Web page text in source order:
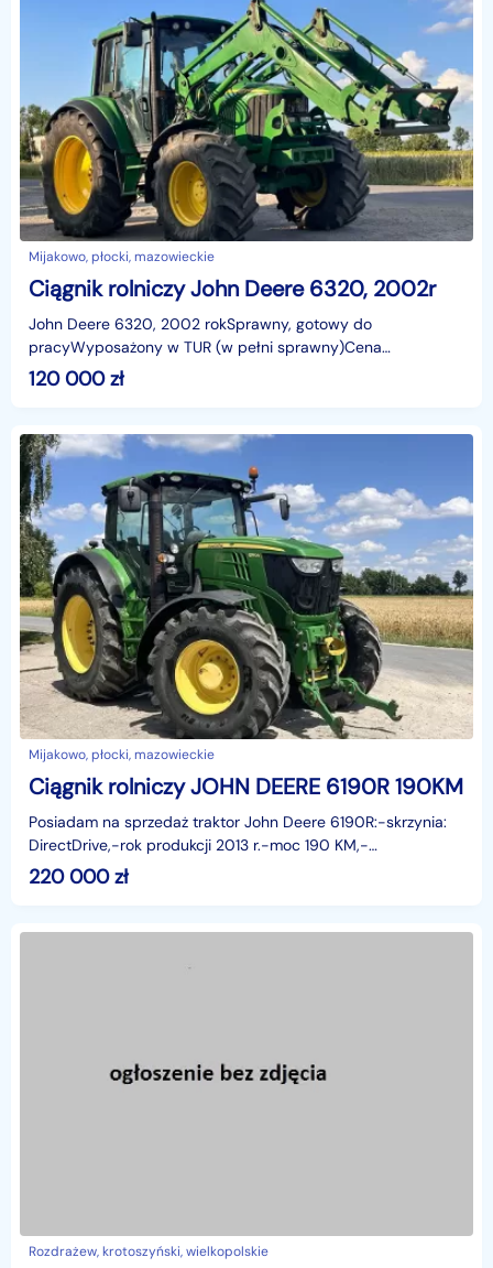
Mijakowo, płocki, mazowieckie
Ciągnik rolniczy John Deere 6320, 2002r
John Deere 6320, 2002 rokSprawny, gotowy do
pracyWyposażony w TUR (w pełni sprawny)Cena
bruttoSkrzynia biegów power quad manualPo więcej
120 000zł
Mijakowo, płocki, mazowieckie
Ciągnik rolniczy JOHN DEERE 6190R 190KM
Posiadam na sprzedaż traktor John Deere 6190R:-skrzynia:
DirectDrive,-rok produkcji 2013 r.-moc 190 KM,-
Pneumatyczny układ hamulcowy,-TUZ i wałek z przodu-Elekt
220 000zł
Rozdrażew, krotoszyński, wielkopolskie